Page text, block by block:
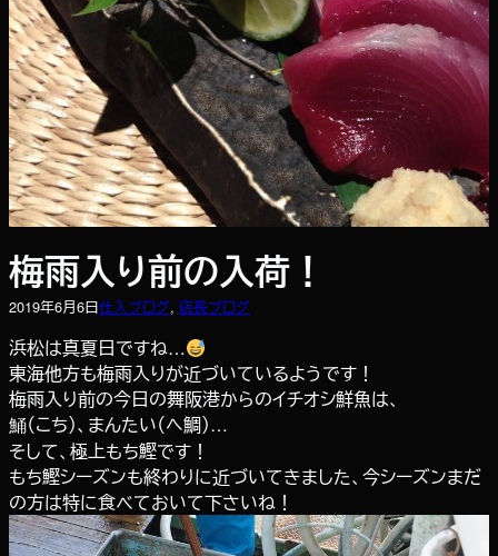
梅雨入り前の入荷！
2019年6月6日仕入ブログ, 店長ブログ
浜松は真夏日ですね…
東海他方も梅雨入りが近づいているようです！
梅雨入り前の今日の舞阪港からのイチオシ鮮魚は、
鯒（こち）、まんたい（へ鯛）…
そして、極上もち鰹です！
もち鰹シーズンも終わりに近づいてきました、今シーズンまだ
の方は特に食べておいて下さいね！